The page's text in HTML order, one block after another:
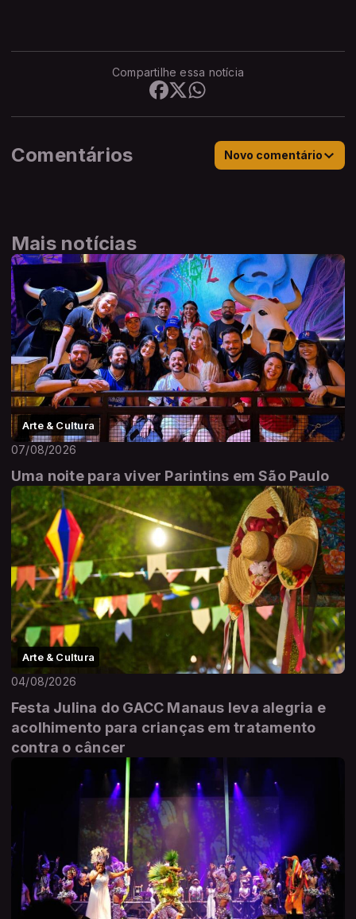
Compartilhe essa notícia
Comentários Novo comentário
Mais notícias
Arte & Cultura
07/08/2026
Uma noite para viver Parintins em São Paulo
Arte & Cultura
04/08/2026
Festa Julina do GACC Manaus leva alegria e
acolhimento para crianças em tratamento
contra o câncer